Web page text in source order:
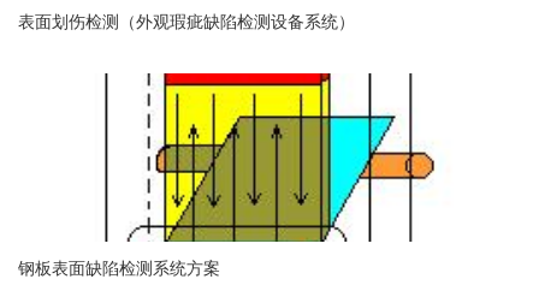
表面划伤检测（外观瑕疵缺陷检测设备系统）
钢板表面缺陷检测系统方案